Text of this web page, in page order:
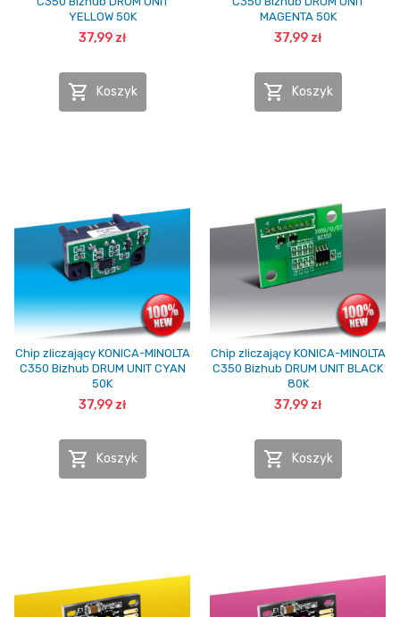
YELLOW 50K
37,99 zł
 Koszyk
MAGENTA 50K
37,99 zł
 Koszyk
Chip zliczający KONICA-MINOLTA
C350 Bizhub DRUM UNIT CYAN
50K
37,99 zł
 Koszyk
Chip zliczający KONICA-MINOLTA
C350 Bizhub DRUM UNIT BLACK
80K
37,99 zł
 Koszyk